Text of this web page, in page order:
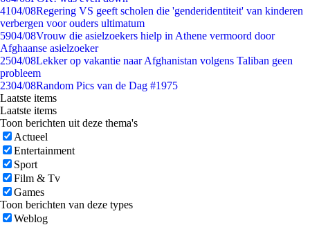
4104/08Regering VS geeft scholen die 'genderidentiteit' van kinderen
verbergen voor ouders ultimatum
5904/08Vrouw die asielzoekers hielp in Athene vermoord door
Afghaanse asielzoeker
2504/08Lekker op vakantie naar Afghanistan volgens Taliban geen
probleem
2304/08Random Pics van de Dag #1975
Laatste items
Laatste items
Toon berichten uit deze thema's
Actueel
Entertainment
Sport
Film & Tv
Games
Toon berichten van deze types
Weblog